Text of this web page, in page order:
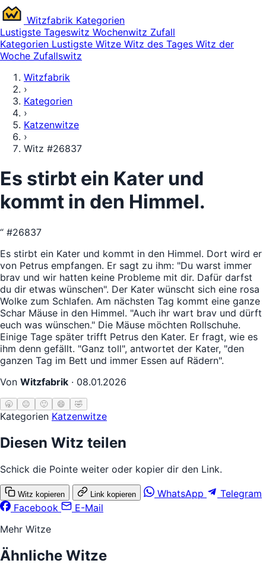
Witzfabrik Kategorien
Lustigste Tageswitz Wochenwitz Zufall
Kategorien Lustigste Witze Witz des Tages Witz der
Woche Zufallswitz
Witzfabrik
›
Kategorien
›
Katzenwitze
›
Witz #26837
Es stirbt ein Kater und
kommt in den Himmel.
“ #26837
Es stirbt ein Kater und kommt in den Himmel. Dort wird er
von Petrus empfangen. Er sagt zu ihm: "Du warst immer
brav und wir hatten keine Probleme mit dir. Dafür darfst
du dir etwas wünschen". Der Kater wünscht sich eine rosa
Wolke zum Schlafen. Am nächsten Tag kommt eine ganze
Schar Mäuse in den Himmel. "Auch ihr wart brav und dürft
euch was wünschen." Die Mäuse möchten Rollschuhe.
Einige Tage später trifft Petrus den Kater. Er fragt, wie es
ihm denn gefällt. "Ganz toll", antwortet der Kater, "den
ganzen Tag im Bett und immer Essen auf Rädern".
Von Witzfabrik · 08.01.2026
🥱 😐 🙂 😄 🤣
Kategorien Katzenwitze
Diesen Witz teilen
Schick die Pointe weiter oder kopier dir den Link.
Witz kopieren Link kopieren WhatsApp
Telegram
Facebook
E-Mail
Mehr Witze
Ähnliche Witze